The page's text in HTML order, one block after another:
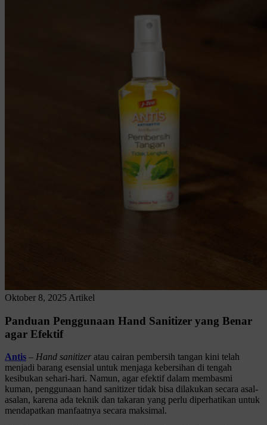
Oktober 8, 2025 Artikel
Panduan Penggunaan Hand Sanitizer yang Benar
agar Efektif
Antis – Hand sanitizer atau cairan pembersih tangan kini telah
menjadi barang esensial untuk menjaga kebersihan di tengah
kesibukan sehari-hari. Namun, agar efektif dalam membasmi
kuman, penggunaan hand sanitizer tidak bisa dilakukan secara asal-
asalan, karena ada teknik dan takaran yang perlu diperhatikan untuk
mendapatkan manfaatnya secara maksimal.